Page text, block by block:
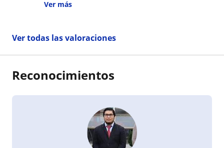
preocupado y atento en clases ,siempre
Ver más
Ver todas las valoraciones
Reconocimientos